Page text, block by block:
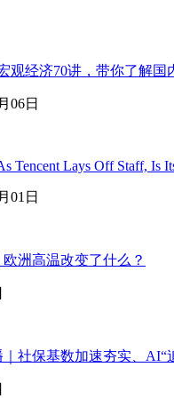
观经济70讲，带你了解国
06日
Tencent Lays Off Staff, Is
01日
洲高温改变了什么？
社保基数加速夯实、AI“